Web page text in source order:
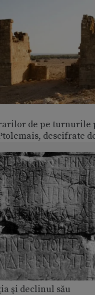
de pe turnurile
descifrate
şi declinul său